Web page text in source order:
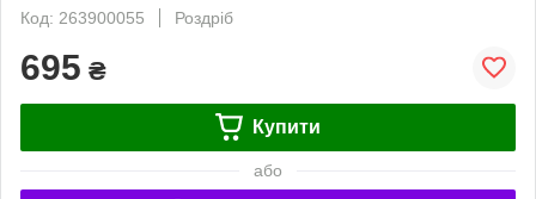
Код: 263900055
Роздріб
695 ₴
Купити
або